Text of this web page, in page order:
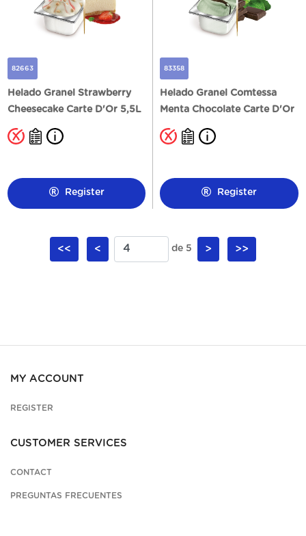
82663
Helado Granel Strawberry
Cheesecake Carte D'Or 5,5L
Register
83358
Helado Granel Comtessa
Menta Chocolate Carte D'Or
Register
<< < de 5 > >>
MY ACCOUNT
REGISTER
CUSTOMER SERVICES
CONTACT
PREGUNTAS FRECUENTES